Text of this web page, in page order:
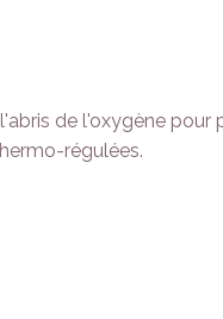
de l'oxygène
régulées.